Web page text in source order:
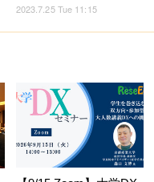
2023.7.25 Tue 11:15